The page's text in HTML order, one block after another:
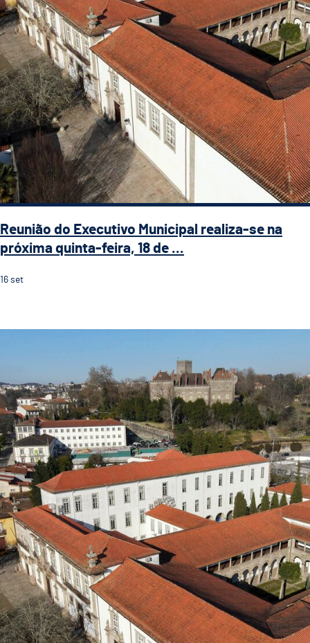
Reunião do Executivo Municipal realiza-se na
próxima quinta-feira, 18 de ...
16 set